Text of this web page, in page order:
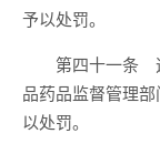
予以处罚。
第四十一条 违
品药品监督管理
以处罚。